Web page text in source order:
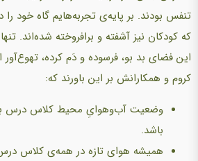
تنفس بودند. بر پایه‌ی تجربه‌هایم گاه خود را
كه کودکان نیز آشفته و برافروخته شده‌اند.
این فضای بد بو، فرسوده و دَم كرده،
كروم و همكارانش بر این باورند که:
وضعیت آب‌وهوایِ محیط كلاس‌ درس
باشد.
همیشه هوای تازه در همه‌ی كلاس‌